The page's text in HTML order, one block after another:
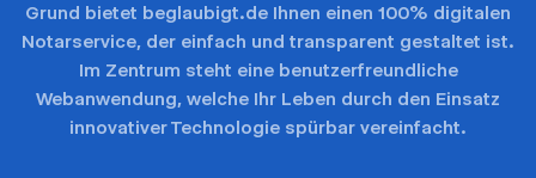
Grund bietet beglaubigt.de Ihnen einen 100% digitalen
Notarservice, der einfach und transparent gestaltet ist.
Im Zentrum steht eine benutzerfreundliche
Webanwendung, welche Ihr Leben durch den Einsatz
innovativer Technologie spürbar vereinfacht.